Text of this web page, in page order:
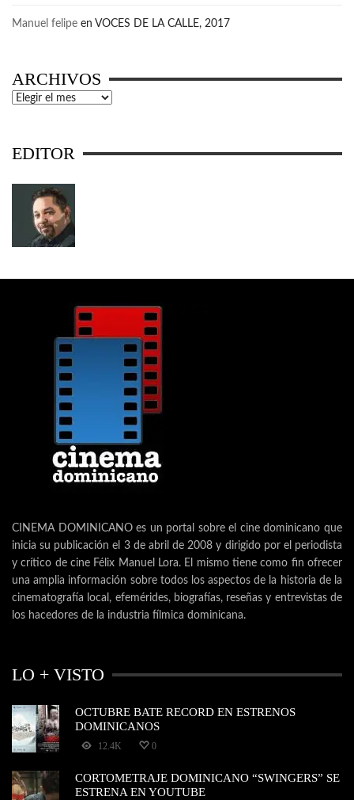
Manuel felipe en VOCES DE LA CALLE, 2017
ARCHIVOS
Archivos
EDITOR
CINEMA DOMINICANO es un portal sobre el cine dominicano que
inicia su publicación el 3 de abril de 2008 y dirigido por el periodista
y crítico de cine Félix Manuel Lora. El mismo tiene como fin ofrecer
una amplia información sobre todos los aspectos de la historia de la
cinematografía local, efemérides, biografías, reseñas y entrevistas de
los hacedores de la industria fílmica dominicana.
LO + VISTO
OCTUBRE BATE RECORD EN ESTRENOS
DOMINICANOS
12.4K 0
CORTOMETRAJE DOMINICANO “SWINGERS” SE
ESTRENA EN YOUTUBE